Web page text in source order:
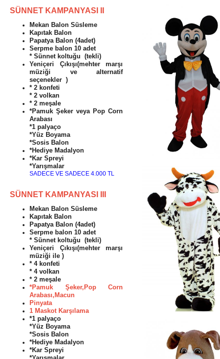
SÜNNET KAMPANYASI II
Mekan Balon Süsleme
Kapıtak Balon
Papatya Balon (4adet)
Serpme balon 10 adet
* Sünnet koltuğu (tekli)
Yeniçeri Çıkışı(mehter marşı
müziği ve alternatif
seçenekler )
* 2 konfeti
* 2 volkan
* 2 meşale
*Pamuk Şeker veya Pop Corn
Arabası
*1 palyaço
*Yüz Boyama
*Sosis Balon
*Hediye Madalyon
*Kar Spreyi
*Yarışmalar
SADECE VE SADECE 4.000 TL
SÜNNET KAMPANYASI III
Mekan Balon Süsleme
Kapıtak Balon
Papatya Balon (4adet)
Serpme balon 10 adet
* Sünnet koltuğu (tekli)
Yeniçeri Çıkışı(mehter marşı
müziği ile )
* 4 konfeti
* 4 volkan
* 2 meşale
*Pamuk Şeker,Pop Corn
Arabası,Macun
Pinyata
1 Maskot Karşılama
*1 palyaço
*Yüz Boyama
*Sosis Balon
*Hediye Madalyon
*Kar Spreyi